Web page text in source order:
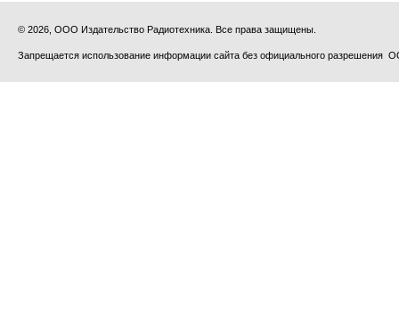
© 2026, ООО Издательство Радиотехника. Все права защищены.
Запрещается использование информации сайта без официального разрешения